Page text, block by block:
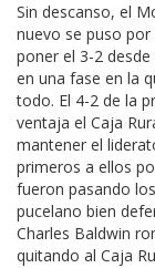
Sin descanso, el
nuevo se puso
poner el 3-2
en una fase en la
todo. El 4-2 de la
ventaja el Caja
mantener el
primeros a ellos
fueron pasando
pucelano bien
Charles Baldwin
quitando al Caja